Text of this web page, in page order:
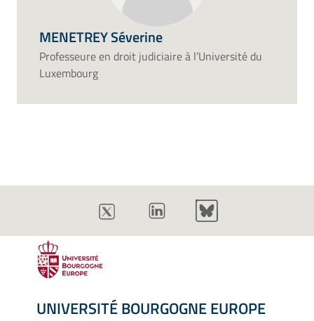
MENETREY Séverine
Professeure en droit judiciaire à l’Université du
Luxembourg
UNIVERSITÉ BOURGOGNE EUROPE